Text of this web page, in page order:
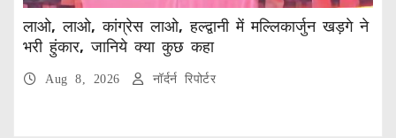
लाओ, लाओ, कांग्रेस लाओ, हल्द्वानी में मल्लिकार्जुन खड़गे ने
भरी हुंकार, जानिये क्या कुछ कहा
Aug 8, 2026 नॉर्दर्न रिपोर्टर